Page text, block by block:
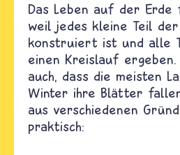
Das Leben auf der
weil jedes kleine Teil
konstruiert ist und alle
einen Kreislauf
auch, dass die meisten
Winter ihre Blätter
aus verschiedenen
praktisch: